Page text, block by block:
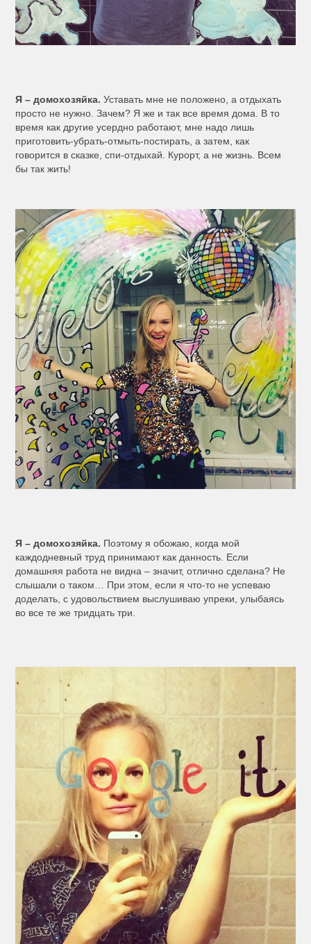
Я – домохозяйка. Уставать мне не положено, а отдыхать
просто не нужно. Зачем? Я же и так все время дома. В то
время как другие усердно работают, мне надо лишь
приготовить-убрать-отмыть-постирать, а затем, как
говорится в сказке, спи-отдыхай. Курорт, а не жизнь. Всем
бы так жить!
Я – домохозяйка. Поэтому я обожаю, когда мой
каждодневный труд принимают как данность. Если
домашняя работа не видна – значит, отлично сделана? Не
слышали о таком… При этом, если я что-то не успеваю
доделать, с удовольствием выслушиваю упреки, улыбаясь
во все те же тридцать три.